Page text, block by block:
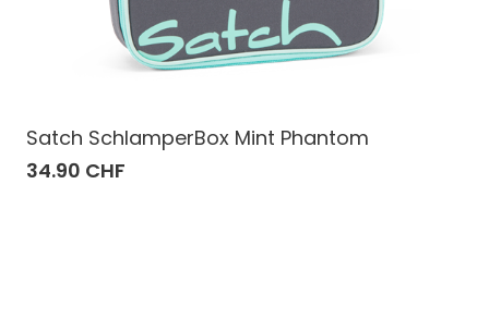
Satch SchlamperBox Mint Phantom
34.90 CHF